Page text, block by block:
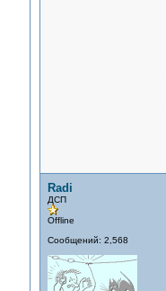
Radi
ДСП
Offline
Сообщений: 2,568